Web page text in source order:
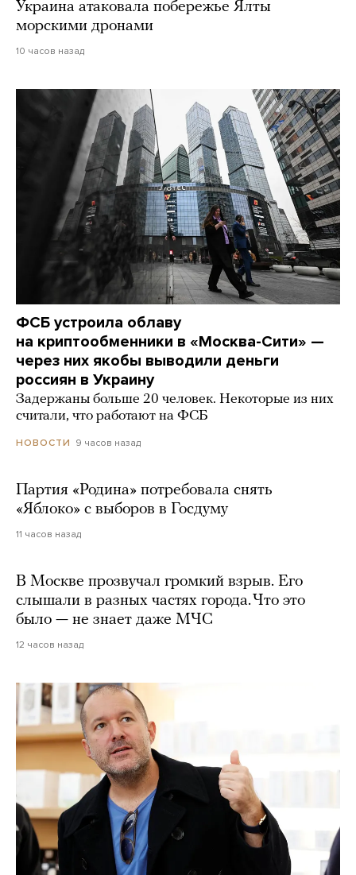
Украина атаковала побережье Ялты
морскими дронами
10 часов назад
ФСБ устроила облаву
на криптообменники в «Москва-Сити» —
через них якобы выводили деньги
россиян в Украину
Задержаны больше 20 человек. Некоторые из них
считали, что работают на ФСБ
НОВОСТИ 9 часов назад
Партия «Родина» потребовала снять
«Яблоко» с выборов в Госдуму
11 часов назад
В Москве прозвучал громкий взрыв. Его
слышали в разных частях города. Что это
было — не знает даже МЧС
12 часов назад